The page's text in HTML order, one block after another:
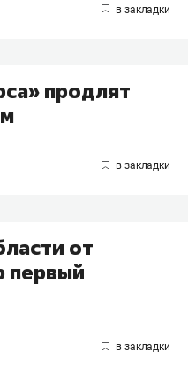
продлят
от
первый